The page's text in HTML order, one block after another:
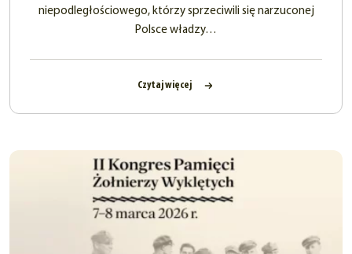
niepodległościowego, którzy sprzeciwili się narzuconej
Polsce władzy…
Czytaj więcej